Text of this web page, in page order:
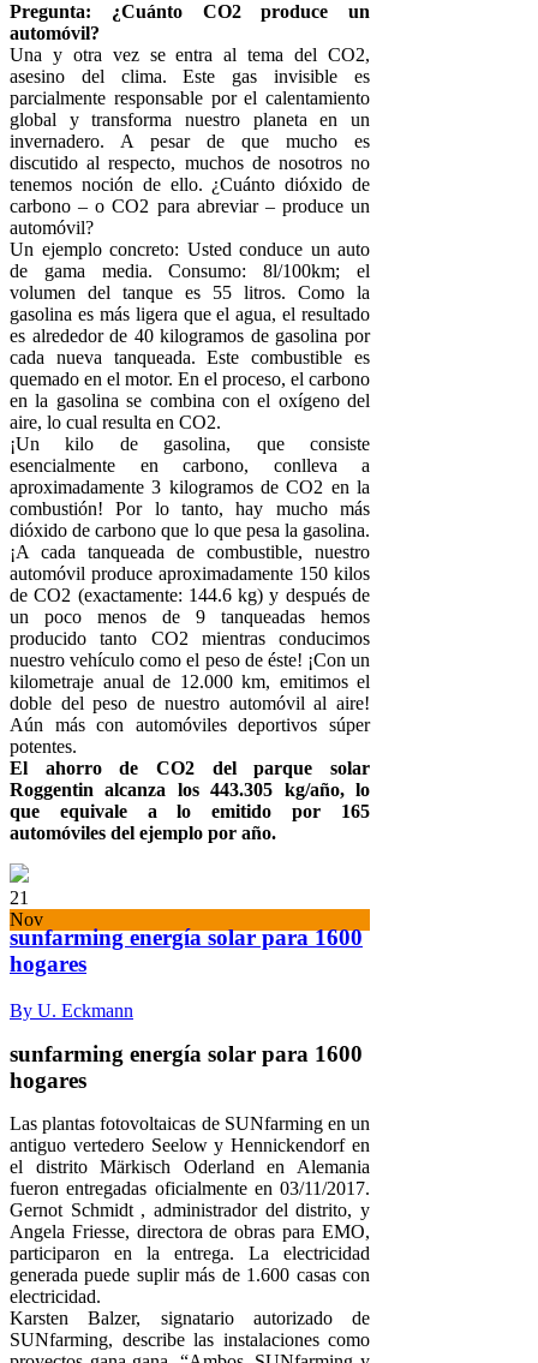
Pregunta: ¿Cuánto CO2 produce un
automóvil?
Una y otra vez se entra al tema del CO2,
asesino del clima. Este gas invisible es
parcialmente responsable por el calentamiento
global y transforma nuestro planeta en un
invernadero. A pesar de que mucho es
discutido al respecto, muchos de nosotros no
tenemos noción de ello. ¿Cuánto dióxido de
carbono – o CO2 para abreviar – produce un
automóvil?
Un ejemplo concreto: Usted conduce un auto
de gama media. Consumo: 8l/100km; el
volumen del tanque es 55 litros. Como la
gasolina es más ligera que el agua, el resultado
es alrededor de 40 kilogramos de gasolina por
cada nueva tanqueada. Este combustible es
quemado en el motor. En el proceso, el carbono
en la gasolina se combina con el oxígeno del
aire, lo cual resulta en CO2.
¡Un kilo de gasolina, que consiste
esencialmente en carbono, conlleva a
aproximadamente 3 kilogramos de CO2 en la
combustión! Por lo tanto, hay mucho más
dióxido de carbono que lo que pesa la gasolina.
¡A cada tanqueada de combustible, nuestro
automóvil produce aproximadamente 150 kilos
de CO2 (exactamente: 144.6 kg) y después de
un poco menos de 9 tanqueadas hemos
producido tanto CO2 mientras conducimos
nuestro vehículo como el peso de éste! ¡Con un
kilometraje anual de 12.000 km, emitimos el
doble del peso de nuestro automóvil al aire!
Aún más con automóviles deportivos súper
potentes.
El ahorro de CO2 del parque solar
Roggentin alcanza los 443.305 kg/año, lo
que equivale a lo emitido por 165
automóviles del ejemplo por año.
21
Nov
sunfarming energía solar para 1600
hogares
By U. Eckmann
sunfarming energía solar para 1600
hogares
Las plantas fotovoltaicas de SUNfarming en un
antiguo vertedero Seelow y Hennickendorf en
el distrito Märkisch Oderland en Alemania
fueron entregadas oficialmente en 03/11/2017.
Gernot Schmidt , administrador del distrito, y
Angela Friesse, directora de obras para EMO,
participaron en la entrega. La electricidad
generada puede suplir más de 1.600 casas con
electricidad.
Karsten Balzer, signatario autorizado de
SUNfarming, describe las instalaciones como